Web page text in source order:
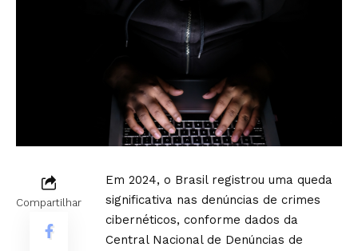
Compartilhar
Em 2024, o Brasil registrou uma queda
significativa nas denúncias de crimes
cibernéticos, conforme dados da
Central Nacional de Denúncias de